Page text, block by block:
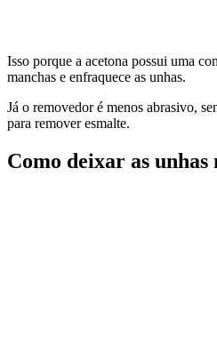
Isso porque a acetona possui uma
manchas e enfraquece as unhas.
Já o removedor é menos abrasivo,
para remover esmalte.
Como deixar as unhas